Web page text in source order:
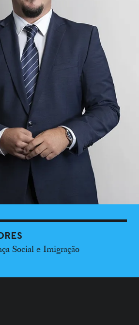
Social e Imigração